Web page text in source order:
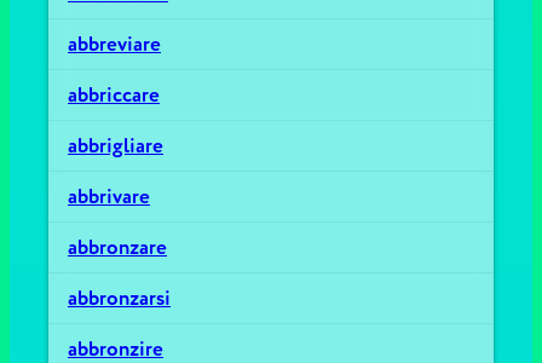
abbreviare
abbriccare
abbrigliare
abbrivare
abbronzare
abbronzarsi
abbronzire